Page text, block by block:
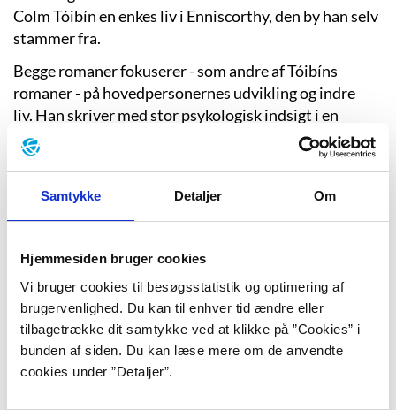
Samtykke Detaljer Om
Hjemmesiden bruger cookies
Vi bruger cookies til besøgsstatistik og optimering af
brugervenlighed. Du kan til enhver tid ændre eller
tilbagetrække dit samtykke ved at klikke på ”Cookies” i
bunden af siden. Du kan læse mere om de anvendte
cookies under ”Detaljer”.
Colm Tóibín en enkes liv i Enniscorthy, den by han selv
stammer fra.
Begge romaner fokuserer - som andre af Tóibíns
romaner - på hovedpersonernes udvikling og indre
liv. Han skriver med stor psykologisk indsigt i en
minimalistisk stil. Typiske temaer for Colm Tóibíns
værker er identitet, tab, ensomhed og tilhørsforhold.
Han har modtaget flere litteraturpriser og har
“Ending a novel is almost like putting a child to sleep—it
can't be done abruptly.”
Blå bog